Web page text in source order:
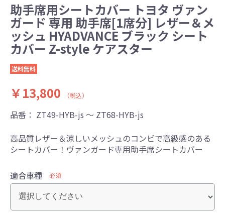
助手席用シートカバー トヨタ ヴァン
ガード 専用 助手席[1席分] レザー＆メ
ッシュ HYADVANCE ブラック シート
カバー Z-style ケアスター
送料無料
￥13,800 （税込）
品番： ZT49-HYB-js ～ ZT68-HYB-js
高品質レザー＆涼しいメッシュのコンビで高級感のある
シートカバー！ヴァンガード専用助手席シートカバー
適合車種 必須